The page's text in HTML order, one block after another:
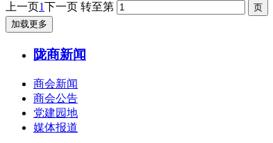
上一页1下一页 转至第
加载更多
陇商新闻
商会新闻
商会公告
党建园地
媒体报道